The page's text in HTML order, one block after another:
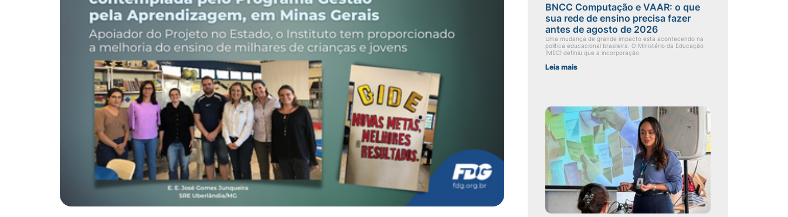
BNCC Computação e VAAR: o que
sua rede de ensino precisa fazer
antes de agosto de 2026
Uma mudança de grande impacto está acontecendo na
política educacional brasileira. O Ministério da Educação
(MEC) definiu que a incorporação
Leia mais